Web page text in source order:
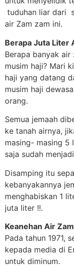
tuduhan liar dari
air Zam zam ini.
Berapa Juta Liter
Berapa banyak
musim haji? Mari
haji yang datang
musim haji
orang.
Semua jemaah
ke tanah airnya,
masing- masing 5
saja sudah
Disamping itu
kebanyakannya
menghabiskan 1
juta liter !!.
Keanehan Air
Pada tahun 1971,
kepada media di
untuk diminum.